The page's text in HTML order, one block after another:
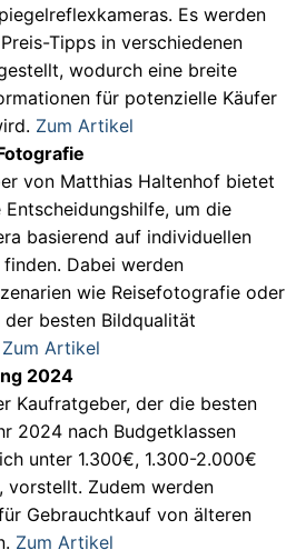
Es werden
Tipps in verschiedenen
wodurch eine breite
für potenzielle Käufer
Zum Artikel
von Matthias Haltenhof bietet
um die
basierend auf individuellen
Dabei werden
wie Reisefotografie oder
der besten Bildqualität
Zum Artikel
2024
Kaufratgeber, der die besten
2024 nach Budgetklassen
unter 1.300€, 1.300-2.000€
vorstellt. Zudem werden
Gebrauchtkauf von älteren
Zum Artikel